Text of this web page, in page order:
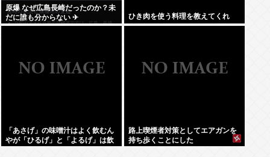
原爆 なぜ広島長崎だったのか？未
だに誰も分からない ✈
ひき肉を使う料理を教えてくれ
「あさげ」の味噌汁はよく飲むん
やが「ひるげ」と「よるげ」は飲
路上喫煙者対策としてエアガンを
持ち歩くことにした